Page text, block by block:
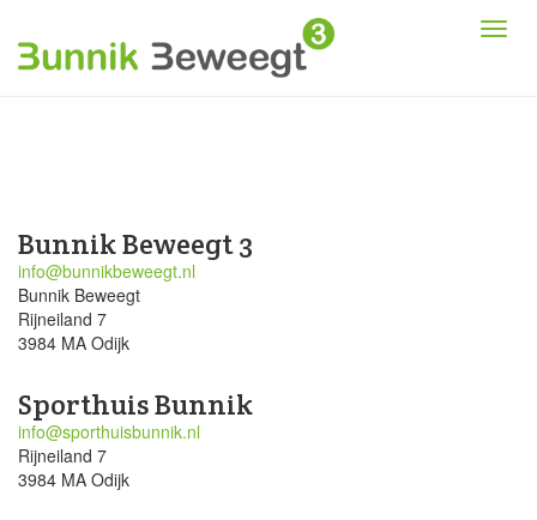
Bunnik Beweegt 3
info@bunnikbeweegt.nl
Bunnik Beweegt
Rijneiland 7
3984 MA Odijk
Sporthuis Bunnik
info@sporthuisbunnik.nl
Rijneiland 7
3984 MA Odijk